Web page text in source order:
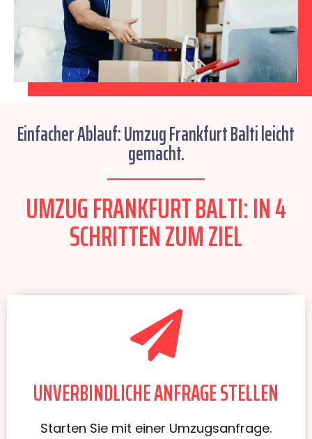
Einfacher Ablauf: Umzug Frankfurt Balti leicht
gemacht.
UMZUG FRANKFURT BALTI: IN 4
SCHRITTEN ZUM ZIEL
UNVERBINDLICHE ANFRAGE STELLEN
Starten Sie mit einer Umzugsanfrage.